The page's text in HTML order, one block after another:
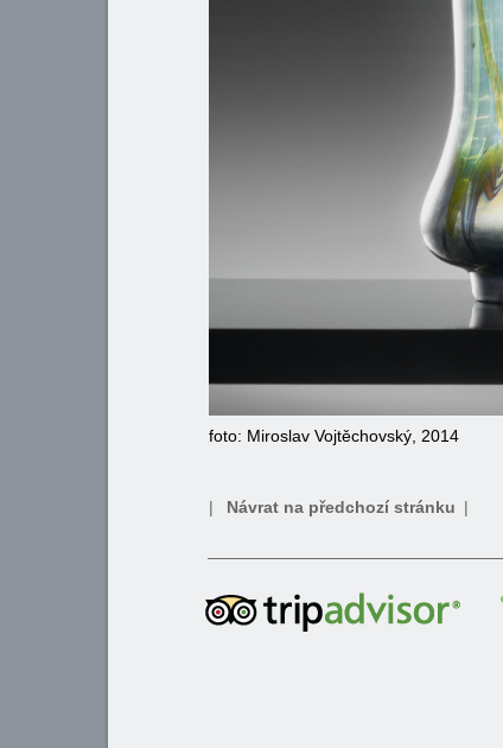
foto: Miroslav Vojtěchovský, 2014
| Návrat na předchozí stránku |